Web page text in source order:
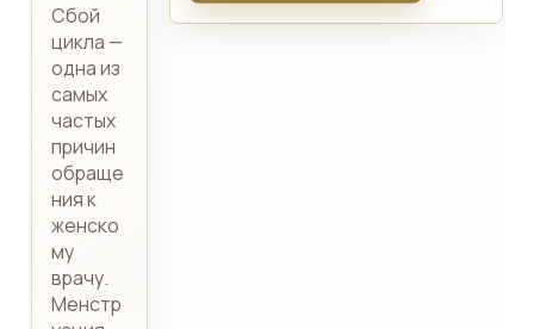
Сбой
цикла —
одна из
самых
частых
причин
обраще
ния к
женско
му
врачу.
Менстр